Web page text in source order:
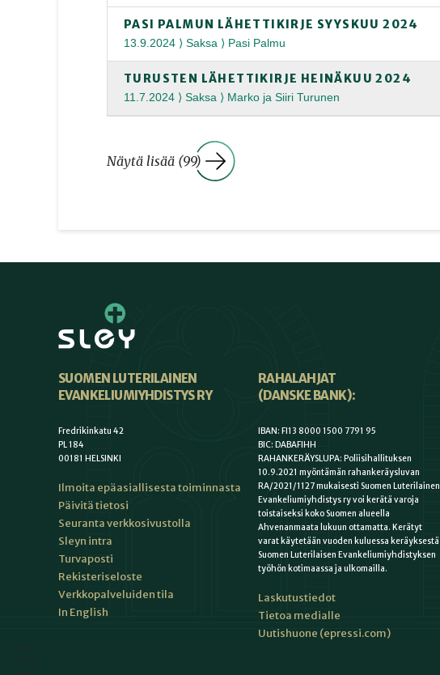
PASI PALMUN LÄHETTIKIRJE SYYSKUU 2024
13.9.2024 ⟩ Saksa ⟩ Pasi Palmu
TURUSTEN LÄHETTIKIRJE HEINÄKUU 2024
11.7.2024 ⟩ Saksa ⟩ Marko ja Siiri Turunen
Näytä lisää (99)
SUOMEN LUTERILAINEN
EVANKELIUMIYHDISTYS RY
Fredrikinkatu 42
PL 184
00181 HELSINKI
Ilmoita epäasiallisesta toiminnasta
Päivitä tietosi
Seuranta verkkosivustolla
Sleyn intra
Turvaposti
Rekisteriseloste
Verkkopalveluiden tila
In English
RAHALAHJAT
(DANSKE BANK):
IBAN: FI13 8000 1500 7791 95
BIC: DABAFIHH
RAHANKERÄYSLUPA: Poliisihallituksen
10.9.2021 myöntämän rahankeräysluvan
RA/2021/1127 mukaisesti Suomen Luterilainen
Evankeliumiyhdistys ry voi kerätä varoja
toistaiseksi koko Suomen alueella
Ahvenanmaata lukuun ottamatta. Kerätyt
varat käytetään vuoden kuluessa keräyksestä
Suomen Luterilaisen Evankeliumiyhdistyksen
työhön kotimaassa ja ulkomailla.
Laskutustiedot
Tietoa medialle
Uutishuone (epressi.com)